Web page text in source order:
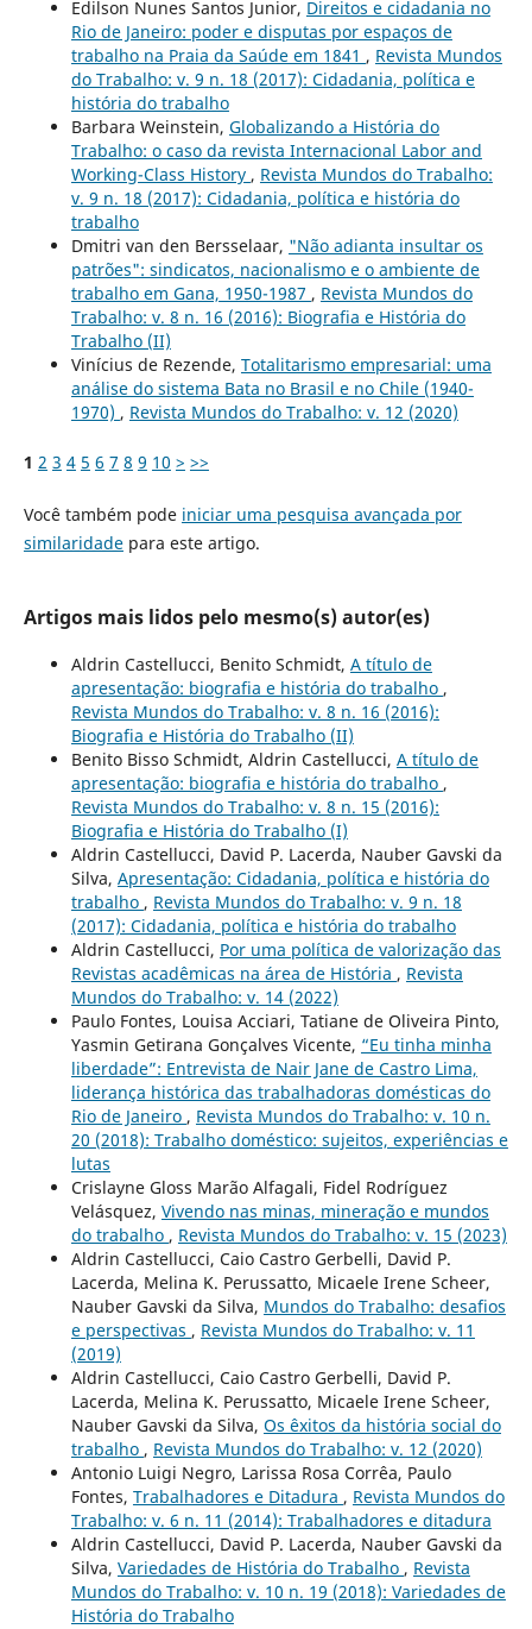
Edilson Nunes Santos Junior, Direitos e cidadania no
Rio de Janeiro: poder e disputas por espaços de
trabalho na Praia da Saúde em 1841 , Revista Mundos
do Trabalho: v. 9 n. 18 (2017): Cidadania, política e
história do trabalho
Barbara Weinstein, Globalizando a História do
Trabalho: o caso da revista Internacional Labor and
Working-Class History , Revista Mundos do Trabalho:
v. 9 n. 18 (2017): Cidadania, política e história do
trabalho
Dmitri van den Bersselaar, "Não adianta insultar os
patrões": sindicatos, nacionalismo e o ambiente de
trabalho em Gana, 1950-1987 , Revista Mundos do
Trabalho: v. 8 n. 16 (2016): Biografia e História do
Trabalho (II)
Vinícius de Rezende, Totalitarismo empresarial: uma
análise do sistema Bata no Brasil e no Chile (1940-
1970) , Revista Mundos do Trabalho: v. 12 (2020)
1 2 3 4 5 6 7 8 9 10 > >>
Você também pode iniciar uma pesquisa avançada por
similaridadepara este artigo.
Artigos mais lidos pelo mesmo(s) autor(es)
Aldrin Castellucci, Benito Schmidt, A título de
apresentação: biografia e história do trabalho ,
Revista Mundos do Trabalho: v. 8 n. 16 (2016):
Biografia e História do Trabalho (II)
Benito Bisso Schmidt, Aldrin Castellucci, A título de
apresentação: biografia e história do trabalho ,
Revista Mundos do Trabalho: v. 8 n. 15 (2016):
Biografia e História do Trabalho (I)
Aldrin Castellucci, David P. Lacerda, Nauber Gavski da
Silva, Apresentação: Cidadania, política e história do
trabalho , Revista Mundos do Trabalho: v. 9 n. 18
(2017): Cidadania, política e história do trabalho
Aldrin Castellucci, Por uma política de valorização das
Revistas acadêmicas na área de História , Revista
Mundos do Trabalho: v. 14 (2022)
Paulo Fontes, Louisa Acciari, Tatiane de Oliveira Pinto,
Yasmin Getirana Gonçalves Vicente, “Eu tinha minha
liberdade”: Entrevista de Nair Jane de Castro Lima,
liderança histórica das trabalhadoras domésticas do
Rio de Janeiro , Revista Mundos do Trabalho: v. 10 n.
20 (2018): Trabalho doméstico: sujeitos, experiências e
lutas
Crislayne Gloss Marão Alfagali, Fidel Rodríguez
Velásquez, Vivendo nas minas, mineração e mundos
do trabalho , Revista Mundos do Trabalho: v. 15 (2023)
Aldrin Castellucci, Caio Castro Gerbelli, David P.
Lacerda, Melina K. Perussatto, Micaele Irene Scheer,
Nauber Gavski da Silva, Mundos do Trabalho: desafios
e perspectivas , Revista Mundos do Trabalho: v. 11
(2019)
Aldrin Castellucci, Caio Castro Gerbelli, David P.
Lacerda, Melina K. Perussatto, Micaele Irene Scheer,
Nauber Gavski da Silva, Os êxitos da história social do
trabalho , Revista Mundos do Trabalho: v. 12 (2020)
Antonio Luigi Negro, Larissa Rosa Corrêa, Paulo
Fontes, Trabalhadores e Ditadura , Revista Mundos do
Trabalho: v. 6 n. 11 (2014): Trabalhadores e ditadura
Aldrin Castellucci, David P. Lacerda, Nauber Gavski da
Silva, Variedades de História do Trabalho , Revista
Mundos do Trabalho: v. 10 n. 19 (2018): Variedades de
História do Trabalho